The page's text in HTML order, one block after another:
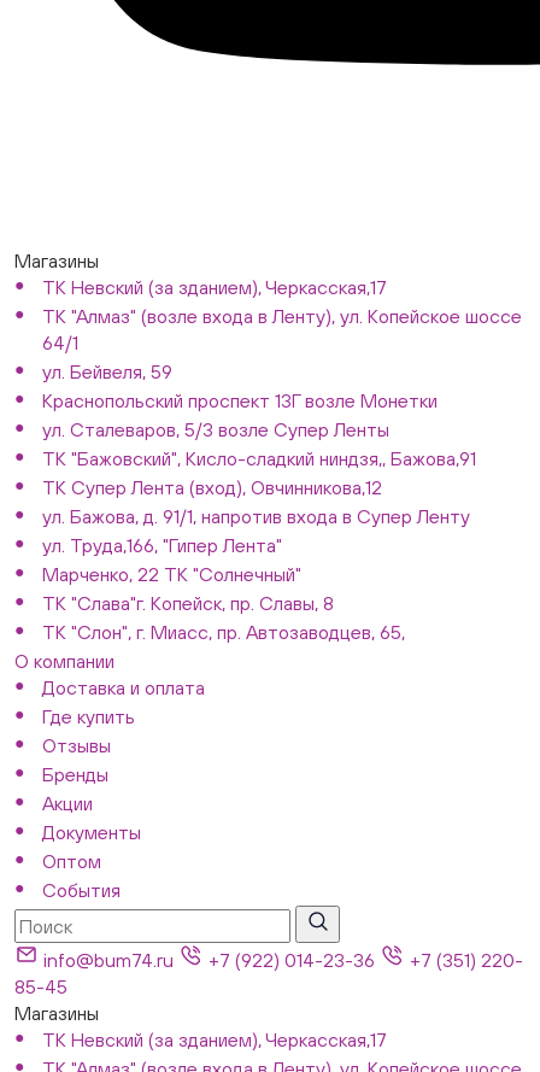
Магазины
ТК Невский (за зданием), Черкасская,17
ТК "Алмаз" (возле входа в Ленту), ул. Копейское шоссе
64/1
ул. Бейвеля, 59
Краснопольский проспект 13Г возле Монетки
ул. Сталеваров, 5/3 возле Супер Ленты
ТК "Бажовский", Кисло-сладкий ниндзя,, Бажова,91
ТК Супер Лента (вход), Овчинникова,12
ул. Бажова, д. 91/1, напротив входа в Супер Ленту
ул. Труда,166, "Гипер Лента"
Марченко, 22 ТК "Солнечный"
ТК "Слава"г. Копейск, пр. Славы, 8
ТК "Слон", г. Миасс, пр. Автозаводцев, 65,
О компании
Доставка и оплата
Где купить
Отзывы
Бренды
Акции
Документы
Оптом
События
info@bum74.ru +7 (922) 014-23-36
+7 (351) 220-
85-45
Магазины
ТК Невский (за зданием), Черкасская,17